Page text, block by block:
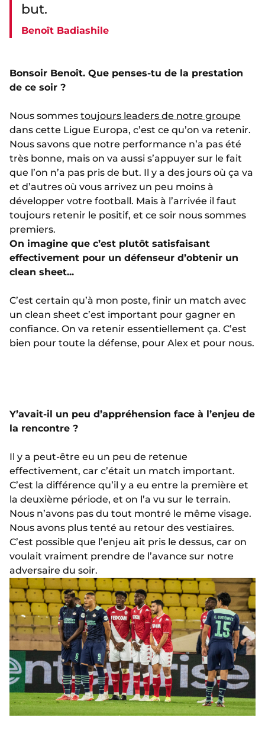
but.
Benoît Badiashile
Bonsoir Benoît. Que penses-tu de la prestation
de ce soir ?
Nous sommes toujours leaders de notre groupe
dans cette Ligue Europa, c’est ce qu’on va retenir.
Nous savons que notre performance n’a pas été
très bonne, mais on va aussi s’appuyer sur le fait
que l’on n’a pas pris de but. Il y a des jours où ça va
et d’autres où vous arrivez un peu moins à
développer votre football. Mais à l’arrivée il faut
toujours retenir le positif, et ce soir nous sommes
premiers.
On imagine que c’est plutôt satisfaisant
effectivement pour un défenseur d’obtenir un
clean sheet...
C’est certain qu’à mon poste, finir un match avec
un clean sheet c’est important pour gagner en
confiance. On va retenir essentiellement ça. C’est
bien pour toute la défense, pour Alex et pour nous.
Y’avait-il un peu d’appréhension face à l’enjeu de
la rencontre ?
Il y a peut-être eu un peu de retenue
effectivement, car c’était un match important.
C’est la différence qu’il y a eu entre la première et
la deuxième période, et on l’a vu sur le terrain.
Nous n’avons pas du tout montré le même visage.
Nous avons plus tenté au retour des vestiaires.
C’est possible que l’enjeu ait pris le dessus, car on
voulait vraiment prendre de l’avance sur notre
adversaire du soir.